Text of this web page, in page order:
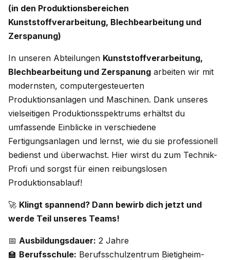
(in den Produktionsbereichen
Kunststoffverarbeitung, Blechbearbeitung und
Zerspanung)
In unseren Abteilungen Kunststoffverarbeitung,
Blechbearbeitung und Zerspanung arbeiten wir mit
modernsten, computergesteuerten
Produktionsanlagen und Maschinen. Dank unseres
vielseitigen Produktionsspektrums erhältst du
umfassende Einblicke in verschiedene
Fertigungsanlagen und lernst, wie du sie professionell
bedienst und überwachst. Hier wirst du zum Technik-
Profi und sorgst für einen reibungslosen
Produktionsablauf!
🚀 Klingt spannend? Dann bewirb dich jetzt und
werde Teil unseres Teams!
📅 Ausbildungsdauer: 2 Jahre
🏫 Berufsschule: Berufsschulzentrum Bietigheim-